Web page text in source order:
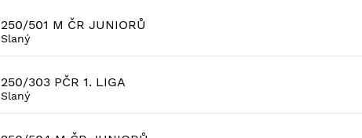
250/501 M ČR JUNIORŮ
Slaný
250/303 PČR 1. LIGA
Slaný